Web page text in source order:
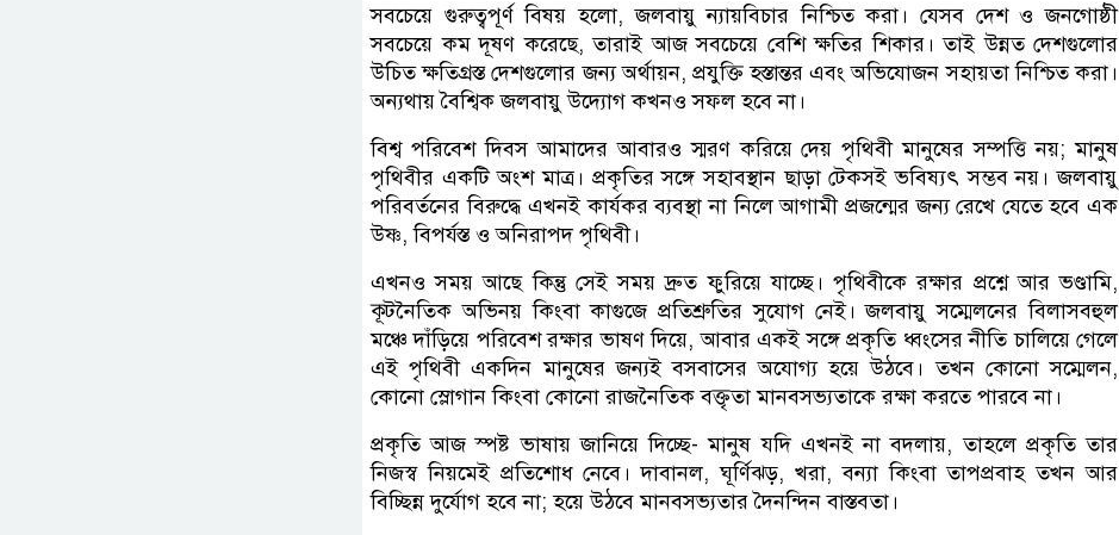
সবচেয়ে গুরুত্বপূর্ণ বিষয় হলো, জলবায়ু ন্যায়বিচার নিশ্চিত করা। যেসব দেশ ও জনগোষ্ঠী
সবচেয়ে কম দূষণ করেছে, তারাই আজ সবচেয়ে বেশি ক্ষতির শিকার। তাই উন্নত দেশগুলোর
উচিত ক্ষতিগ্রস্ত দেশগুলোর জন্য অর্থায়ন, প্রযুক্তি হস্তান্তর এবং অভিযোজন সহায়তা নিশ্চিত করা।
অন্যথায় বৈশ্বিক জলবায়ু উদ্যোগ কখনও সফল হবে না।
বিশ্ব পরিবেশ দিবস আমাদের আবারও স্মরণ করিয়ে দেয় পৃথিবী মানুষের সম্পত্তি নয়; মানুষ
পৃথিবীর একটি অংশ মাত্র। প্রকৃতির সঙ্গে সহাবস্থান ছাড়া টেকসই ভবিষ্যৎ সম্ভব নয়। জলবায়ু
পরিবর্তনের বিরুদ্ধে এখনই কার্যকর ব্যবস্থা না নিলে আগামী প্রজন্মের জন্য রেখে যেতে হবে এক
উষ্ণ, বিপর্যস্ত ও অনিরাপদ পৃথিবী।
এখনও সময় আছে কিন্তু সেই সময় দ্রুত ফুরিয়ে যাচ্ছে। পৃথিবীকে রক্ষার প্রশ্নে আর ভণ্ডামি,
কূটনৈতিক অভিনয় কিংবা কাগুজে প্রতিশ্রুতির সুযোগ নেই। জলবায়ু সম্মেলনের বিলাসবহুল
মঞ্চে দাঁড়িয়ে পরিবেশ রক্ষার ভাষণ দিয়ে, আবার একই সঙ্গে প্রকৃতি ধ্বংসের নীতি চালিয়ে গেলে
এই পৃথিবী একদিন মানুষের জন্যই বসবাসের অযোগ্য হয়ে উঠবে। তখন কোনো সম্মেলন,
কোনো স্লোগান কিংবা কোনো রাজনৈতিক বক্তৃতা মানবসভ্যতাকে রক্ষা করতে পারবে না।
প্রকৃতি আজ স্পষ্ট ভাষায় জানিয়ে দিচ্ছে- মানুষ যদি এখনই না বদলায়, তাহলে প্রকৃতি তার
নিজস্ব নিয়মেই প্রতিশোধ নেবে। দাবানল, ঘূর্ণিঝড়, খরা, বন্যা কিংবা তাপপ্রবাহ তখন আর
বিচ্ছিন্ন দুর্যোগ হবে না; হয়ে উঠবে মানবসভ্যতার দৈনন্দিন বাস্তবতা।